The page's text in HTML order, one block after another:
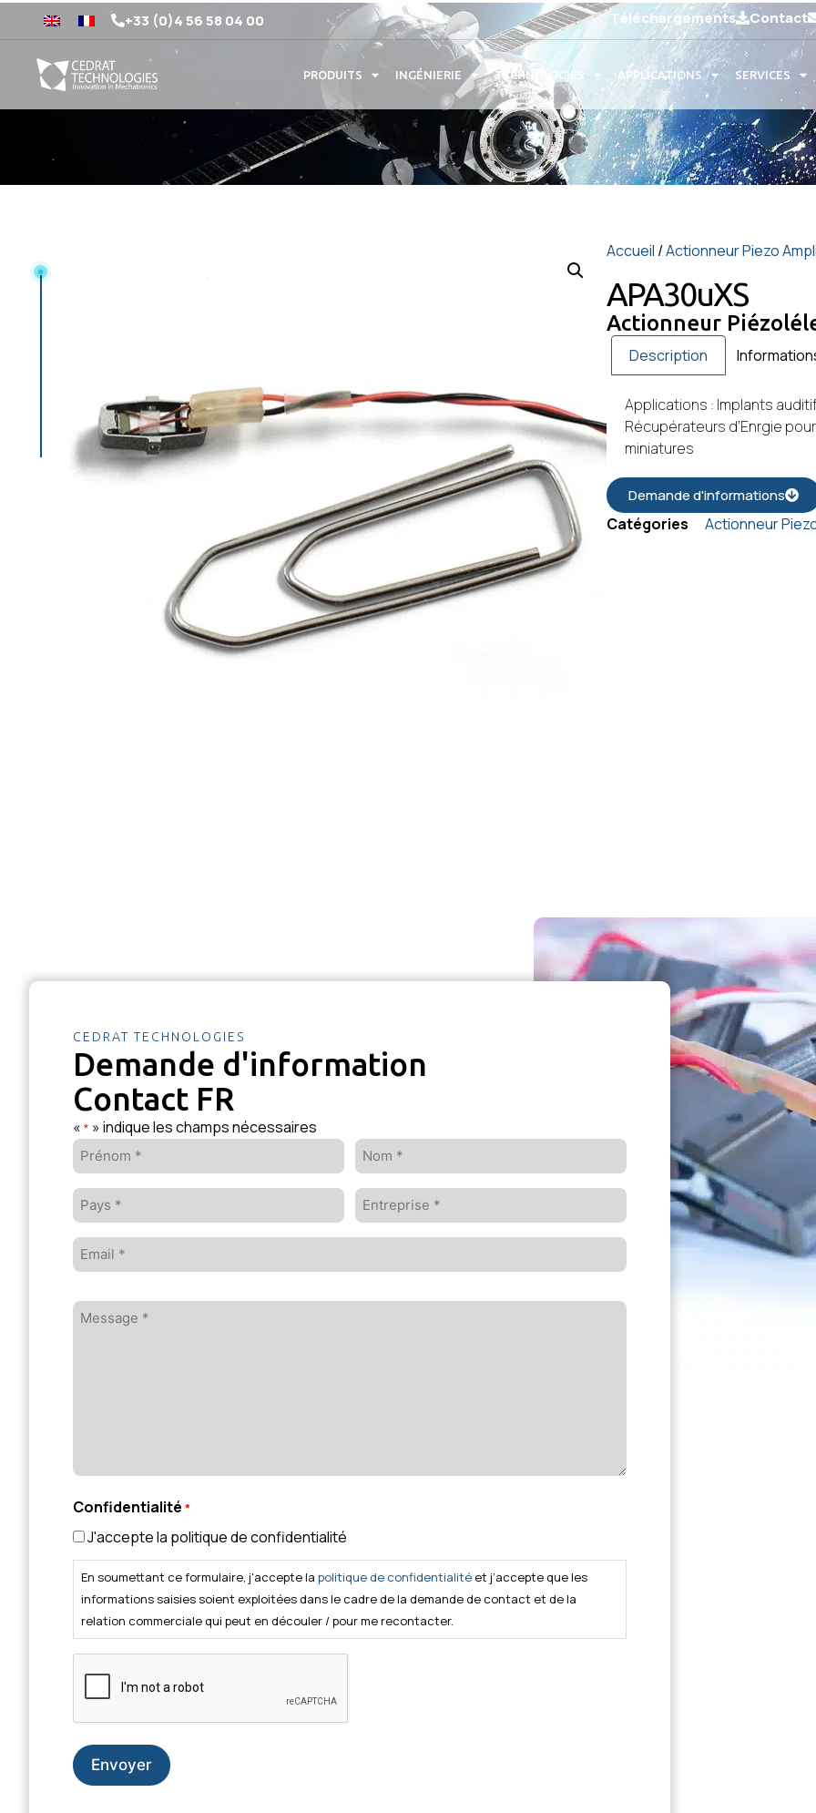
+33 (0)4 56 58 04 00 Téléchargements Contact
PRODUITS INGÉNIERIE TECHNOLOGIES APPLICATIONS SERVICES
Accueil /Actionneur Piezo
APA30uXS
Actionneur
Description
Applications : Implants
Récupérateurs d’Enrgie
miniatures
Demande d'informations
Catégories Actionneur
CEDRAT TECHNOLOGIES
Demande d'information
Contact FR
« * » indique les champs nécessaires
Prénom
*
Nom
*
Pays
*
Entreprise
*
Email
*
Message
Confidentialité *
J'accepte la politique de confidentialité
En soumettant ce formulaire, j'accepte la politique de confidentialité
informations saisies soient exploitées dans le cadre de la demande de contact et de la
relation commerciale qui peut en découler / pour me recontacter.